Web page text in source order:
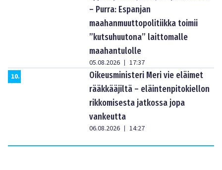
– Purra: Espanjan
maahanmuuttopolitiikka toimii
”kutsuhuutona” laittomalle
maahantulolle
05.08.2026 | 17:37
10.
Oikeusministeri Meri vie eläimet
rääkkääjiltä – eläintenpitokiellon
rikkomisesta jatkossa jopa
vankeutta
06.08.2026 | 14:27